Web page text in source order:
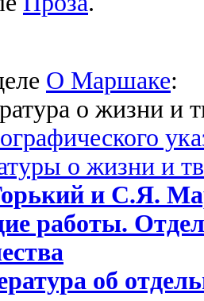
О Маршаке:
о жизни и
о жизни и
и С.Я.
работы.
об